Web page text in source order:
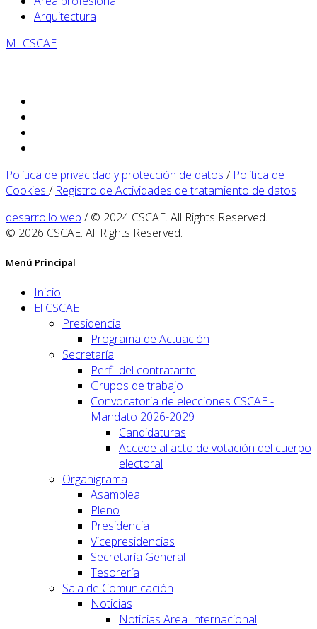
Arquitectura
MI CSCAE
Política de privacidad y protección de datos / Política de
Cookies / Registro de Actividades de tratamiento de datos
desarrollo web / © 2024 CSCAE. All Rights Reserved.
© 2026 CSCAE. All Rights Reserved.
Menú Principal
Inicio
El CSCAE
Presidencia
Programa de Actuación
Secretaría
Perfil del contratante
Grupos de trabajo
Convocatoria de elecciones CSCAE -
Mandato 2026-2029
Candidaturas
Accede al acto de votación del cuerpo
electoral
Organigrama
Asamblea
Pleno
Presidencia
Vicepresidencias
Secretaría General
Tesorería
Sala de Comunicación
Noticias
Noticias Area Internacional